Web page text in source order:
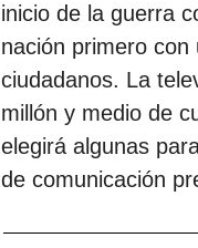
inicio de la guerra
nación primero
ciudadanos. La
millón y medio de
elegirá algunas
de comunicación